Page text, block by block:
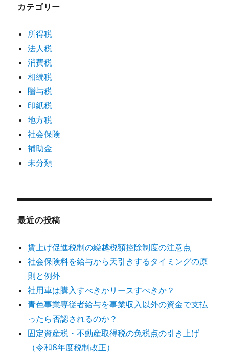
カテゴリー
所得税
法人税
消費税
相続税
贈与税
印紙税
地方税
社会保険
補助金
未分類
最近の投稿
賃上げ促進税制の繰越税額控除制度の注意点
社会保険料を給与から天引きするタイミングの原
則と例外
社用車は購入すべきかリースすべきか？
青色事業専従者給与を事業収入以外の資金で支払
ったら否認されるのか？
固定資産税・不動産取得税の免税点の引き上げ
（令和8年度税制改正）